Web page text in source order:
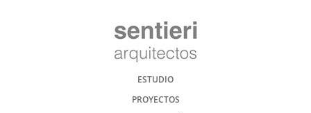
ESTUDIO
PROYECTOS